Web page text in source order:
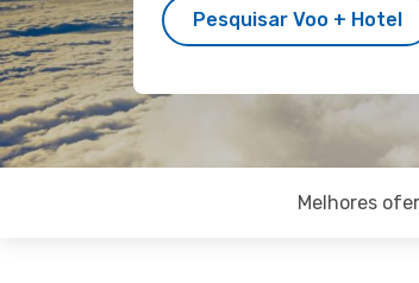
Pesquisar Voo + Hotel
Melhores